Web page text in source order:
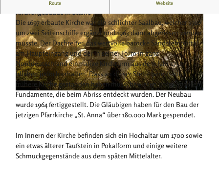
© Schmitz
© Schmitz
Route Website
Kirchengebäude in Stahle
Die 1697 erbaute Kirche war ein schlichter Saalbau, welcher 1910
um zwei Seitenschiffe ergänzt und 1963 dann abgerissen werden
musste. Der Dachreiter, das wertvolle barocke Sandsteinportal
am Haupteingang und der in seiner Form in ganz
Norddeutschland einmalige Kirchturm aus dem Jahr 1732
blieben jedoch erhalten. Dass an dieser Stelle bereits eine
frühere Kirche gestanden haben muss, bewiesen unter anderem
Fundamente, die beim Abriss entdeckt wurden. Der Neubau
wurde 1964 fertiggestellt. Die Gläubigen haben für den Bau der
jetzigen Pfarrkirche „St. Anna“ über 180.000 Mark gespendet.
Im Innern der Kirche befinden sich ein Hochaltar um 1700 sowie
ein etwas älterer Taufstein in Pokalform und einige weitere
Schmuckgegenstände aus dem späten Mittelalter.